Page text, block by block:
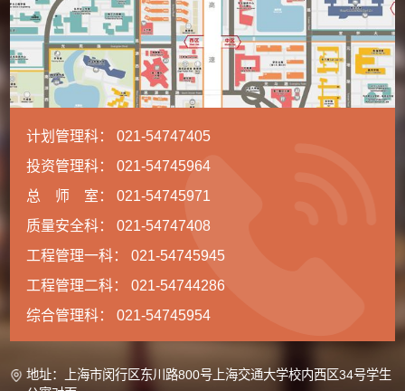
计划管理科： 021-54747405
投资管理科： 021-54745964
总 师 室： 021-54745971
质量安全科： 021-54747408
工程管理一科： 021-54745945
工程管理二科： 021-54744286
综合管理科： 021-54745954
地址：上海市闵行区东川路800号上海交通大学校内西区34号学生